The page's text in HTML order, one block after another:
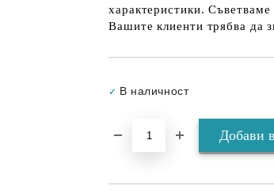
характеристики.
Вашите клиенти трябва да
✓ В наличност